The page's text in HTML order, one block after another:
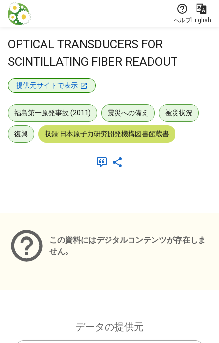
本文に飛ぶ
ヘルプEnglish
OPTICAL TRANSDUCERS FOR
SCINTILLATING FIBER READOUT
提供元サイトで表示
福島第一原発事故 (2011) 震災への備え 被災状況
復興 収録:日本原子力研究開発機構図書館蔵書
この資料にはデジタルコンテンツが存在しま
せん。
データの提供元